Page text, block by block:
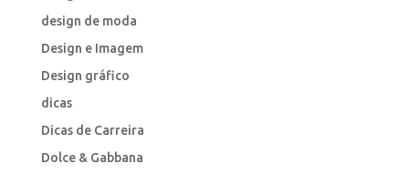
design de moda
Design e Imagem
Design gráfico
dicas
Dicas de Carreira
Dolce & Gabbana